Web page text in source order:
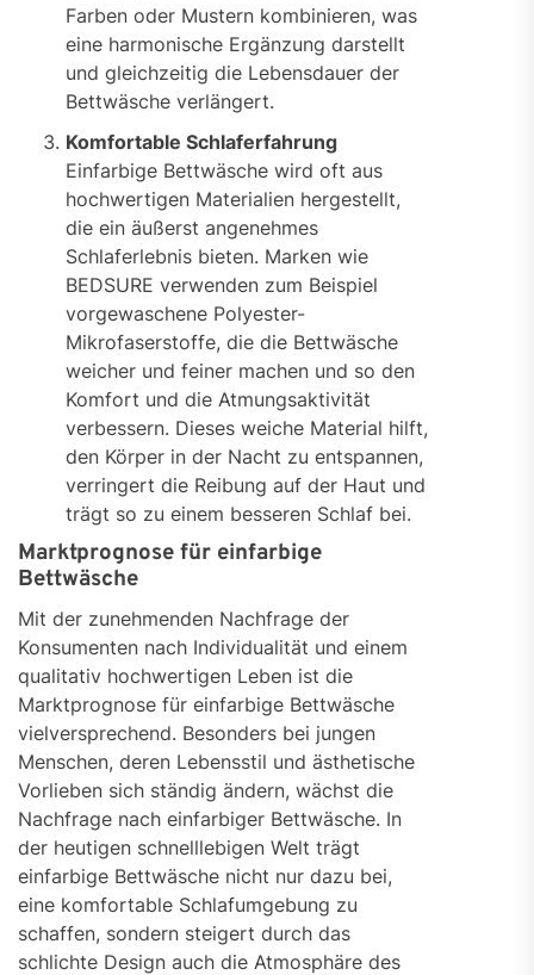
Farben oder Mustern kombinieren, was
eine harmonische Ergänzung darstellt
und gleichzeitig die Lebensdauer der
Bettwäsche verlängert.
Komfortable Schlaferfahrung
Einfarbige Bettwäsche wird oft aus
hochwertigen Materialien hergestellt,
die ein äußerst angenehmes
Schlaferlebnis bieten. Marken wie
BEDSURE verwenden zum Beispiel
vorgewaschene Polyester-
Mikrofaserstoffe, die die Bettwäsche
weicher und feiner machen und so den
Komfort und die Atmungsaktivität
verbessern. Dieses weiche Material hilft,
den Körper in der Nacht zu entspannen,
verringert die Reibung auf der Haut und
trägt so zu einem besseren Schlaf bei.
Marktprognose für einfarbige
Bettwäsche
Mit der zunehmenden Nachfrage der
Konsumenten nach Individualität und einem
qualitativ hochwertigen Leben ist die
Marktprognose für einfarbige Bettwäsche
vielversprechend. Besonders bei jungen
Menschen, deren Lebensstil und ästhetische
Vorlieben sich ständig ändern, wächst die
Nachfrage nach einfarbiger Bettwäsche. In
der heutigen schnelllebigen Welt trägt
einfarbige Bettwäsche nicht nur dazu bei,
eine komfortable Schlafumgebung zu
schaffen, sondern steigert durch das
schlichte Design auch die Atmosphäre des